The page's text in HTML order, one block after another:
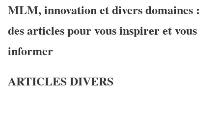
MLM, innovation et divers domaines :
des articles pour vous inspirer et vous
informer
ARTICLES DIVERS